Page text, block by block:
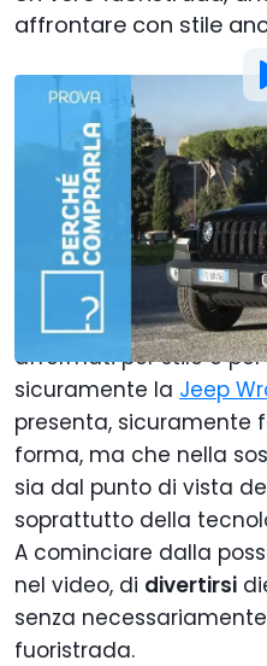
affrontare con stile
Di Francesco Stazi
19 Gen 2019alle01:00
Come si rinnova una
molte volte di fronte a
affermati per stile e per
sicuramente la Jeep
presenta, sicuramente
forma, ma che nella
sia dal punto di vista
soprattutto della
A cominciare dalla
nel video, di divertirsi
senza
fuoristrada.